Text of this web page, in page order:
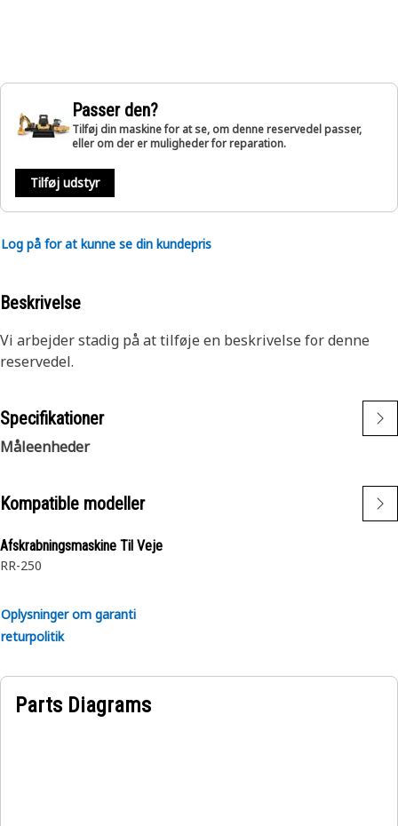
Passer den?
Tilføj din maskine for at se, om denne reservedel passer,
eller om der er muligheder for reparation.
Tilføj udstyr
Log på for at kunne se din kundepris
Beskrivelse
Vi arbejder stadig på at tilføje en beskrivelse for denne
reservedel.
Specifikationer
Måleenheder
Kompatible modeller
Afskrabningsmaskine Til Veje
RR-250
Oplysninger om garanti
returpolitik
Parts Diagrams